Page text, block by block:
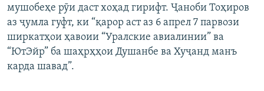
мушобеҳе рӯи даст хоҳад гирифт. Ҷаноби Тоҳиров
аз ҷумла гуфт, ки “қарор аст аз 6 апрел 7 парвози
ширкатҳои ҳавоии “Уралские авиалинии” ва
“ЮтЭйр” ба шаҳрҳҳои Душанбе ва Хуҷанд манъ
карда шавад”.